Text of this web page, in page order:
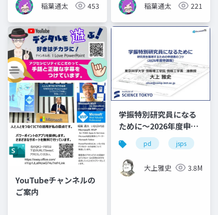
稲葉通太 453 稲葉通太 221
YouTubeチャンネルの
ご案内
学振特別研究員になる
ために～2026年度申請
版
pd jsps
大上雅史 3.8M